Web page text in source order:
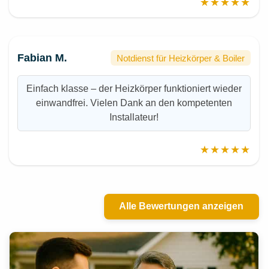
Fabian M. Notdienst für Heizkörper & Boiler
Einfach klasse – der Heizkörper funktioniert wieder
einwandfrei. Vielen Dank an den kompetenten
Installateur!
★★★★★
Alle Bewertungen anzeigen